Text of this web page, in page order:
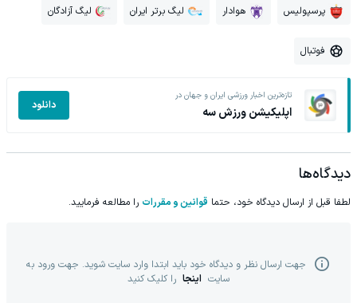
پرسپولیس هوادار لیگ برتر ایران لیگ آزادگان
فوتبال
تازه‌ترین اخبار ورزشی ایران و جهان در
اپلیکیشن ورزش سه دانلود
دیدگاه‌ها
لطفا قبل از ارسال دیدگاه خود، حتما قوانین و مقررات را مطالعه فرمایید.
جهت ارسال نظر و دیدگاه خود باید ابتدا وارد سایت شوید. جهت ورود به
سایت اینجا را کلیک کنید